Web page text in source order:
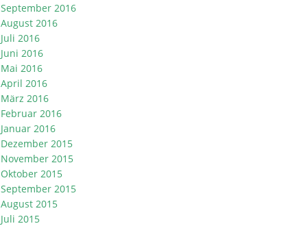
September 2016
August 2016
Juli 2016
Juni 2016
Mai 2016
April 2016
März 2016
Februar 2016
Januar 2016
Dezember 2015
November 2015
Oktober 2015
September 2015
August 2015
Juli 2015